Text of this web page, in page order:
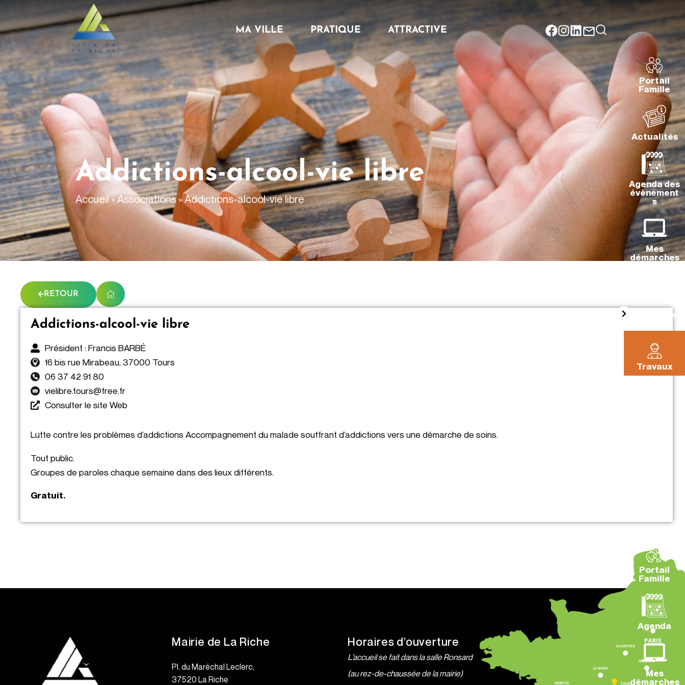
MA VILLE PRATIQUE ATTRACTIVE
Portail
Famille
Actualités
Agenda des
évènement
s
Mes
démarches
La Pléiade
Travaux
Addictions-alcool-vie libre
Accueil»Associations»Addictions-alcool-vie libre
Portail
Famille
Agenda
Mes
démarches
RETOUR
Addictions-alcool-vie libre
Président : Francis BARBÉ
16 bis rue Mirabeau, 37000 Tours
06 37 42 91 80
vielibre.tours@free.fr
Consulter le site Web
Lutte contre les problèmes d’addictions Accompagnement du malade souffrant d’addictions vers une démarche de soins.
Tout public.
Groupes de paroles chaque semaine dans des lieux différents.
Gratuit.
Mairie de La Riche
Pl. du Maréchal Leclerc,
37520 La Riche
Horaires d’ouverture
L’accueil se fait dans la salle Ronsard
(au rez-de-chaussée de la mairie)